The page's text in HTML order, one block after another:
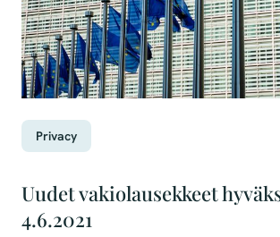
Privacy
Uudet vakiolausekkeet
4.6.2021